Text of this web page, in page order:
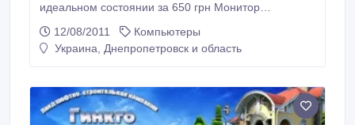
идеальном состоянии за 650 грн Монитор
шнурами, инструкцией пользователя, коробочкой. В
идеальном состоянии, битых пикселей нет, в
12/08/2011
Компьютеры
Украина, Днепропетровск и область